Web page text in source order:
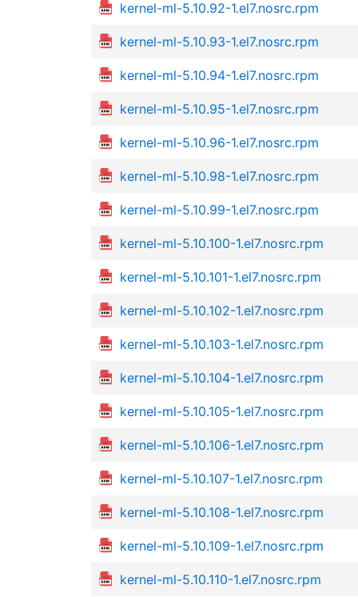
kernel-ml-5.10.92-1.el7.nosrc.rpm
kernel-ml-5.10.93-1.el7.nosrc.rpm
kernel-ml-5.10.94-1.el7.nosrc.rpm
kernel-ml-5.10.95-1.el7.nosrc.rpm
kernel-ml-5.10.96-1.el7.nosrc.rpm
kernel-ml-5.10.98-1.el7.nosrc.rpm
kernel-ml-5.10.99-1.el7.nosrc.rpm
kernel-ml-5.10.100-1.el7.nosrc.rpm
kernel-ml-5.10.101-1.el7.nosrc.rpm
kernel-ml-5.10.102-1.el7.nosrc.rpm
kernel-ml-5.10.103-1.el7.nosrc.rpm
kernel-ml-5.10.104-1.el7.nosrc.rpm
kernel-ml-5.10.105-1.el7.nosrc.rpm
kernel-ml-5.10.106-1.el7.nosrc.rpm
kernel-ml-5.10.107-1.el7.nosrc.rpm
kernel-ml-5.10.108-1.el7.nosrc.rpm
kernel-ml-5.10.109-1.el7.nosrc.rpm
kernel-ml-5.10.110-1.el7.nosrc.rpm